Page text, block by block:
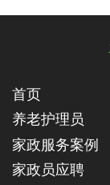
首页
养老护理员
家政服务案例
家政员应聘